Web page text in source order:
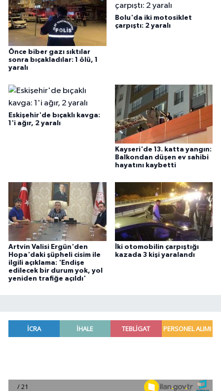
Önce biber gazı sıktılar
sonra bıçakladılar: 1 ölü, 1
yaralı
Bolu'da iki motosiklet
çarpıştı: 2 yaralı
Eskişehir'de bıçaklı kavga:
1'i ağır, 2 yaralı
Kayseri'de 13. katta yangın:
Balkondan düşen ev sahibi
hayatını kaybetti
Artvin Valisi Ergün'den
Hopa'daki şüpheli cisim ile
ilgili açıklama: 'Endişe
edilecek bir durum yok, yol
yeniden trafiğe açıldı'
İki otomobilin çarpıştığı
kazada 3 kişi yaralandı